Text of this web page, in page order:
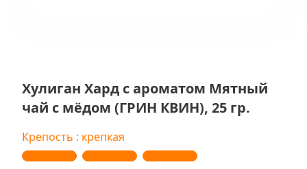
Хулиган Хард с ароматом Мятный
чай с мёдом (ГРИН КВИН), 25 гр.
Крепость : крепкая